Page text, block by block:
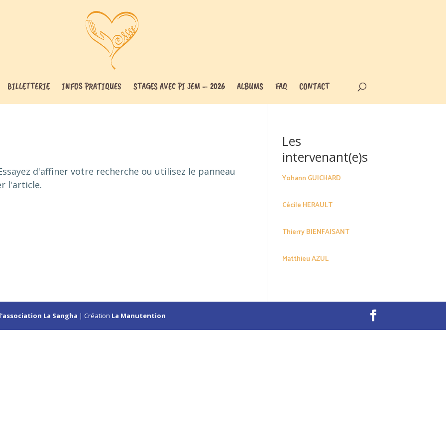
BILLETTERIE INFOS PRATIQUES STAGES AVEC PI JEM – 2026 ALBUMS FAQ CONTACT
d'affiner votre recherche ou utilisez le panneau
l'article.
Les
intervenant(e)s
Yohann GUICHARD
Cécile HERAULT
Thierry BIENFAISANT
Matthieu AZUL
La Sangha | Création La Manutention